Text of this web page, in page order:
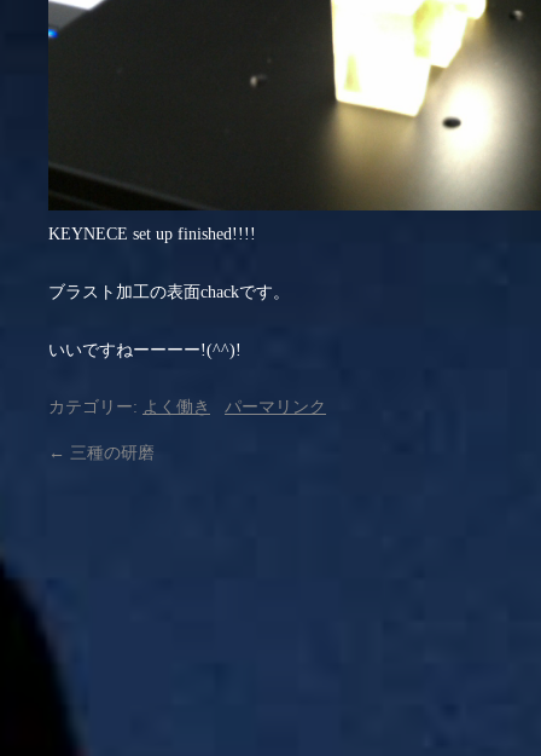
KEYNECE set up finished!!!!
ブラスト加工の表面chackです。
いいですねーーーー!(^^)!
カテゴリー: よく働き パーマリンク
← 三種の研磨